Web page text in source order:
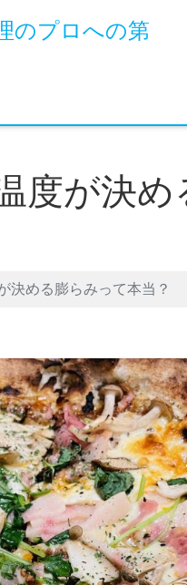
のプロへの第
度が決め
決める膨らみって本当？